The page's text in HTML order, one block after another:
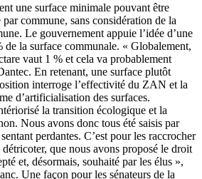
une surface minimale pouvant être
commune, sans considération de la
Le gouvernement appuie l’idée d’une
de la surface communale. « Globalement,
vaut 1 % et cela va probablement
En retenant, une surface plutôt
interroge l’effectivité du ZAN et la
d’artificialisation des surfaces.
la transition écologique et la
Nous avons donc tous été saisis par
perdantes. C’est pour les raccrocher
que nous avons proposé le droit
et, désormais, souhaité par les élus »,
Une façon pour les sénateurs de la